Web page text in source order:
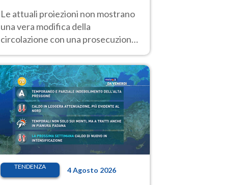
Le attuali proiezioni non mostrano
una vera modifica della
circolazione con una prosecuzione
giorni, compresa la settimana di
Ferragosto
TENDENZA 4 Agosto 2026